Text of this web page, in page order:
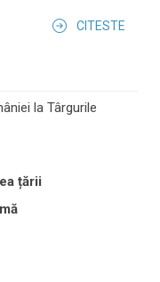
CITESTE
la Târgurile
țării